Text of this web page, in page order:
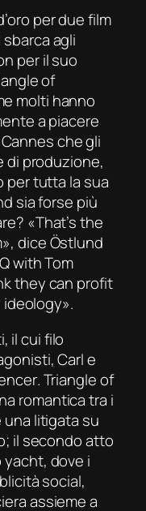
per due film
agli
per il suo
of
molti hanno
a piacere
Cannesche gli
di produzione,
per tutta la sua
sia forse più
«That’s the
, dice Östlund
Q with Tom
they can profit
il cui filo
Carl e
.Triangle of
romantica tra i
litigata su
il secondo atto
dove i
social,
assieme a